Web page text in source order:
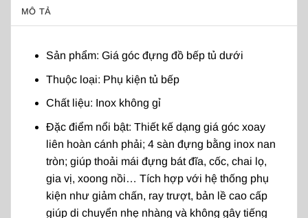
MÔ TẢ
Sản phẩm: Giá góc đựng đồ bếp tủ dưới
Thuộc loại: Phụ kiện tủ bếp
Chất liệu: Inox không gỉ
Đặc điểm nổi bật: Thiết kế dạng giá góc xoay
liên hoàn cánh phải; 4 sàn đựng bằng inox nan
tròn; giúp thoải mái đựng bát đĩa, cốc, chai lọ,
gia vị, xoong nồi… Tích hợp với hệ thống phụ
kiện như giảm chấn, ray trượt, bản lề cao cấp
giúp di chuyển nhẹ nhàng và không gây tiếng